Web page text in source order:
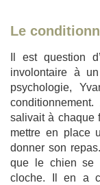
Le
Il est question
involontaire à
psychologie,
salivait à chaque
mettre en place
donner son
que le chien se
cloche. Il en a